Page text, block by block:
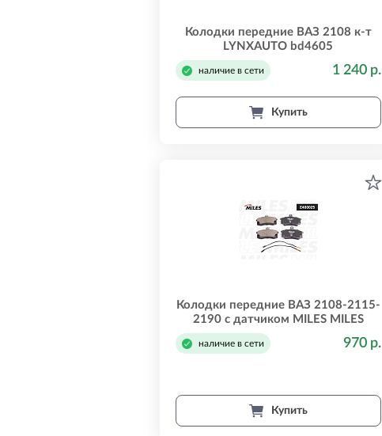
Колодки передние ВАЗ 2108 к-т
LYNXAUTO bd4605
наличие в сети 1 240 р.
Купить
Колодки передние ВАЗ 2108-2115-
2190 с датчиком MILES MILES
e400025
наличие в сети 970 р.
Купить